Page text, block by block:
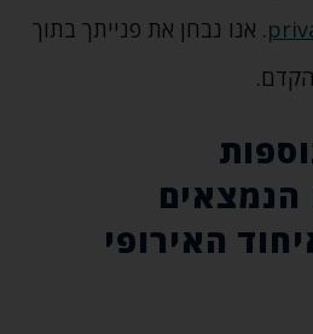
. אנו נבחן את פנייתך בתוך
האירופי